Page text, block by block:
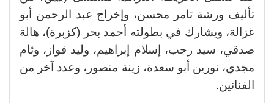
تأليف ورشة تامر محسن، وإخراج عبد الرحمن أبو
غزالة، ويشارك في بطولته أحمد بحر (كزبرة)، هالة
صدقي، سيد رجب، إسلام إبراهيم، وليد فواز، وئام
مجدي، نورين أبو سعدة، زينة منصور، وعدد آخر من
الفنانين.